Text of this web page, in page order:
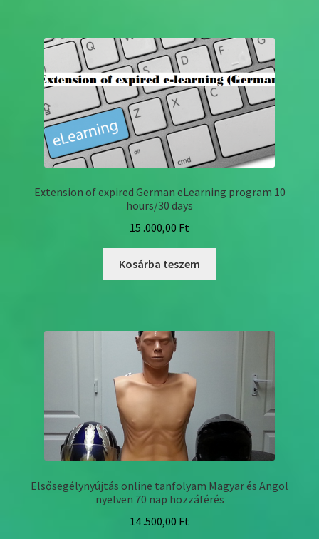
Extension of expired German eLearning program 10
hours/30 days
15 .000,00 Ft
Kosárba teszem
Elsősegélynyújtás online tanfolyam Magyar és Angol
nyelven 70 nap hozzáférés
14 .500,00 Ft